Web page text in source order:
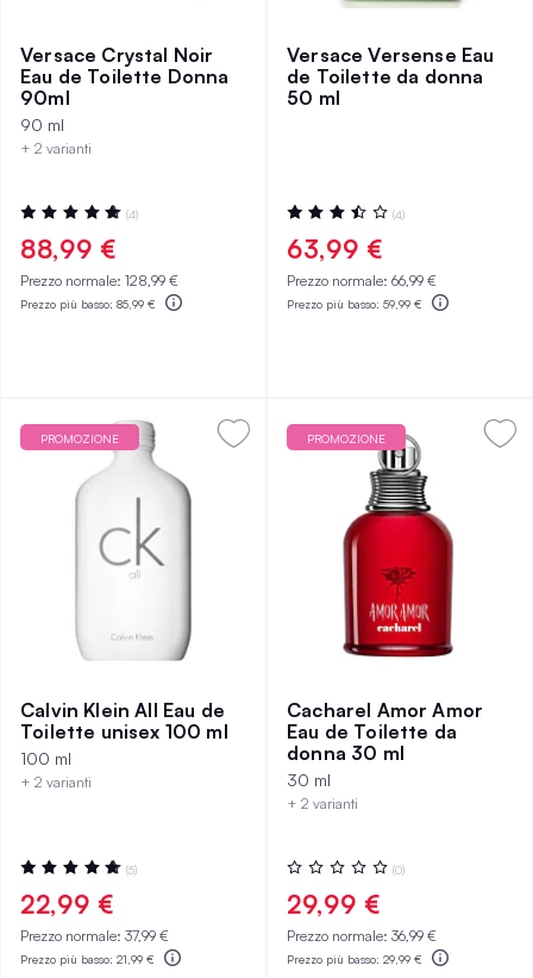
Versace Crystal Noir
Eau de Toilette Donna
90ml
90 ml
+ 2 varianti
Valutazione:
100%
(4)
88,99 €
Prezzo normale: 128,99 €
Prezzo più basso: 85,99 €
Versace Versense Eau
de Toilette da donna
50 ml
Valutazione:
70%
(4)
63,99 €
Prezzo normale: 66,99 €
Prezzo più basso: 59,99 €
PROMOZIONE
Calvin Klein All Eau de
Toilette unisex 100 ml
100 ml
+ 2 varianti
Valutazione:
96%
(5)
22,99 €
Prezzo normale: 37,99 €
Prezzo più basso: 21,99 €
PROMOZIONE
Cacharel Amor Amor
Eau de Toilette da
donna 30 ml
30 ml
+ 2 varianti
Valutazione:
0%
(0)
29,99 €
Prezzo normale: 36,99 €
Prezzo più basso: 29,99 €